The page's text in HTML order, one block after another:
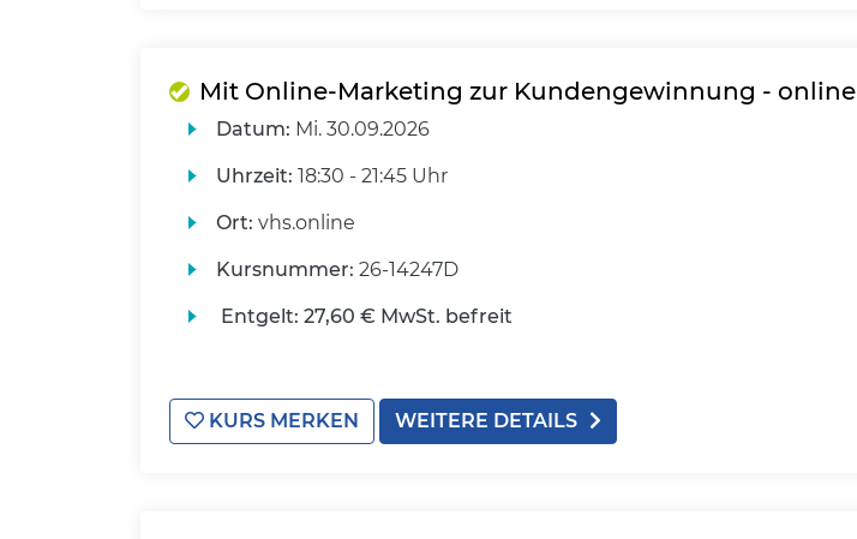
Mit Online-Marketing zur Kundengewinnung - online
Datum: Mi. 30.09.2026
Uhrzeit: 18:30 - 21:45 Uhr
Ort: vhs.online
Kursnummer: 26-14247D
Entgelt: 27,60 € MwSt. befreit
KURS MERKEN WEITERE DETAILS